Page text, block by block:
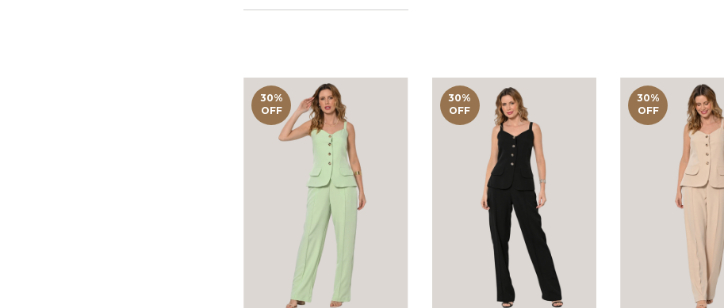
30%
OFF
30%
OFF
30%
OFF